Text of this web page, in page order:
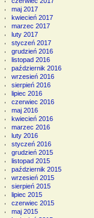
maj 2017
kwiecień 2017
marzec 2017
luty 2017
styczeń 2017
grudzień 2016
listopad 2016
październik 2016
wrzesień 2016
sierpień 2016
lipiec 2016
czerwiec 2016
maj 2016
kwiecień 2016
marzec 2016
luty 2016
styczeń 2016
grudzień 2015
listopad 2015
październik 2015
wrzesień 2015
sierpień 2015
lipiec 2015
czerwiec 2015
maj 2015